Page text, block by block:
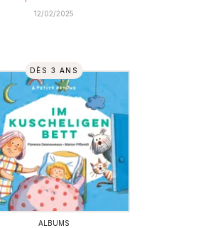
12/02/2025
DÈS 3 ANS
ALBUMS